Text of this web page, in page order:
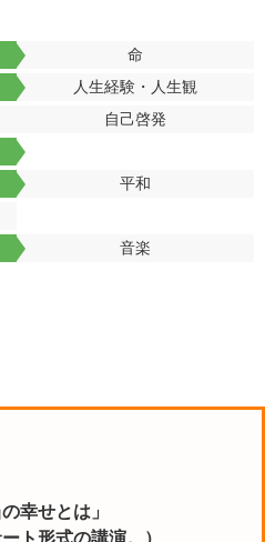
命
人生経験・人生観
自己啓発
平和
音楽
幸せとは」
ト形式の講演。）